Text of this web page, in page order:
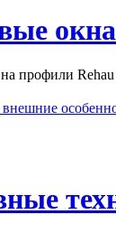
профили Rehau